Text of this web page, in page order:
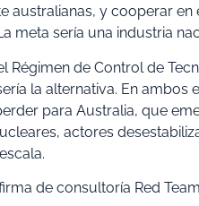
australianas, y cooperar
meta sería una industria
Régimen de Control de
la alternativa. En
para Australia, que
actores
de consultoría Red